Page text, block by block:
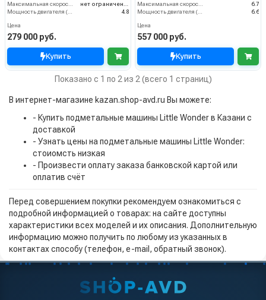
4.8
Цена
279 000 руб.
Купить
6.7
6.6
Цена
557 000 руб.
Купить
Показано с 1 по 2 из 2 (всего 1 страниц)
В интернет-магазине kazan.shop-avd.ru Вы можете:
- Купить подметальные машины Little Wonder в Казани с
доставкой
- Узнать цены на подметальные машины Little Wonder:
стоиомсть низкая
- Произвести оплату заказа банковской картой или
оплатив счёт
Перед совершением покупки рекомендуем ознакомиться с
подробной информацией о товарах: на сайте доступны
характеристики всех моделей и их описания. Дополнительную
информацию можно получить по любому из указанных в
контактах способу (телефон, e-mail, обратный звонок).